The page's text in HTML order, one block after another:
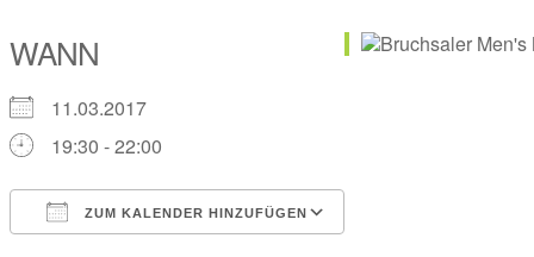
WANN
11.03.2017
19:30 - 22:00
ZUM KALENDER HINZUFÜGEN